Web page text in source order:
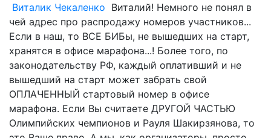
Виталик Чекаленко Виталий! Немного не понял в
чей адрес про распродажу номеров участников...
Если в наш, то ВСЕ БИБы, не вышедших на старт,
хранятся в офисе марафона...! Более того, по
законодательству РФ, каждый оплативший и не
вышедший на старт может забрать свой
ОПЛАЧЕННЫЙ стартовый номер в офисе
марафона. Если Вы считаете ДРУГОЙ ЧАСТЬЮ
Олимпийских чемпионов и Рауля Шакирзянова, то